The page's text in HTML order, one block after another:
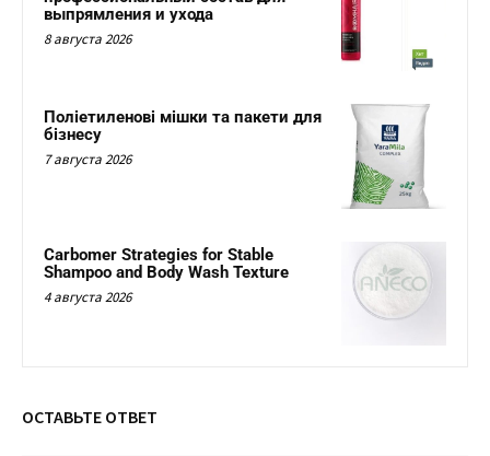
выпрямления и ухода
8 августа 2026
Поліетиленові мішки та пакети для
бізнесу
7 августа 2026
Carbomer Strategies for Stable
Shampoo and Body Wash Texture
4 августа 2026
ОСТАВЬТЕ ОТВЕТ